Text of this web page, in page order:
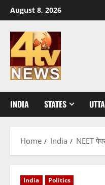
Skip
to
content
August 8, 2026
INDIA STATES
Home India NEET
India Politics